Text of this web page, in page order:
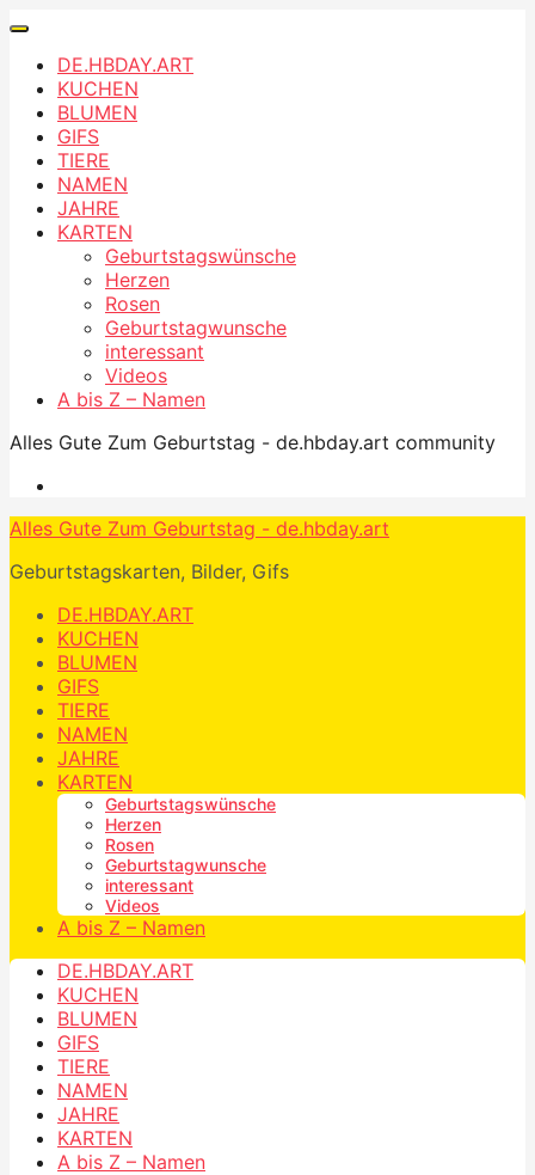
DE.HBDAY.ART
KUCHEN
BLUMEN
GIFS
TIERE
NAMEN
JAHRE
KARTEN
Geburtstagswünsche
Herzen
Rosen
Geburtstagwunsche
interessant
Videos
A bis Z – Namen
Alles Gute Zum Geburtstag - de.hbday.art community
Alles Gute Zum Geburtstag - de.hbday.art
Geburtstagskarten, Bilder, Gifs
DE.HBDAY.ART
KUCHEN
BLUMEN
GIFS
TIERE
NAMEN
JAHRE
KARTEN
Geburtstagswünsche
Herzen
Rosen
Geburtstagwunsche
interessant
Videos
A bis Z – Namen
DE.HBDAY.ART
KUCHEN
BLUMEN
GIFS
TIERE
NAMEN
JAHRE
KARTEN
A bis Z – Namen